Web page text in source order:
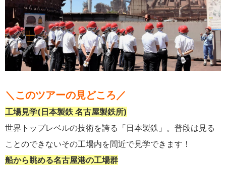
＼このツアーの見どころ／
工場見学(日本製鉄 名古屋製鉄所)
世界トップレベルの技術を誇る「日本製鉄」。普段は見る
ことのできないその工場内を間近で見学できます！
船から眺める名古屋港の工場群